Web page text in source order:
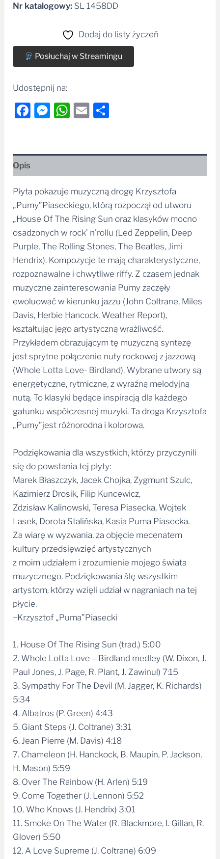
Posłuchaj w Streamingu
Facebook
Messenger
Płyta pokazuje muzyczną drogę Krzysztofa
„Pumy”Piaseckiego, którą rozpoczął od utworu
„House Of The Rising Sun oraz klasyków mocno
osadzonych w rock’ n’rollu (Led Zeppelin, Deep
Purple, The Rolling Stones, The Beatles, Jimi
Hendrix). Kompozycje te mają charakterystyczne,
rozpoznawalne i chwytliwe riffy. Z czasem jednak
muzyczne zainteresowania Pumy zaczęły
ewoluować w kierunku jazzu (John Coltrane, Miles
Davis, Herbie Hancock, Weather Report),
kształtując jego artystyczną wrażliwość.
Przykładem obrazującym tę muzyczną syntezę
jest sprytne połączenie nuty rockowej z jazzową
(Whole Lotta Love- Birdland). Wybrane utwory są
energetyczne, rytmiczne, z wyraźną melodyjną
nutą. To klasyki będące inspiracją dla każdego
gatunku współczesnej muzyki. Ta droga Krzysztofa
„Pumy”jest różnorodna i kolorowa.
się do powstania tej płyty:
Marek Błaszczyk, Jacek Chojka, Zygmunt Szulc,
Kazimierz Drosik, Filip Kuncewicz,
Zdzisław Kalinowski, Teresa Piasecka, Wojtek
Lasek, Dorota Stalińska, Kasia Puma Piasecka.
Za wiarę w wyzwania, za objęcie mecenatem
kultury przedsięwzięć artystycznych
z moim udziałem i zrozumienie mojego świata
muzycznego. Podziękowania ślę wszystkim
artystom, którzy wzięli udział w nagraniach na tej
płycie.
~Krzysztof „Puma”Piasecki
2. Whole Lotta Love – Birdland medley (W. Dixon, J.
Paul Jones, J. Page, R. Plant, J. Zawinul) 7:15
3. Sympathy For The Devil (M. Jagger, K. Richards)
5:34
4. Albatros (P. Green) 4:43
5. Giant Steps (J. Coltrane) 3:31
6. Jean Pierre (M. Davis) 4:18
7. Chameleon (H. Hanckock, B. Maupin, P. Jackson,
H. Mason) 5:59
8. Over The Rainbow (H. Arlen) 5:19
9. Come Together (J. Lennon) 5:52
10. Who Knows (J. Hendrix) 3:01
11. Smoke On The Water (R. Blackmore, I. Gillan, R.
Glover) 5:50
12. A Love Supreme (J. Coltrane) 6:09